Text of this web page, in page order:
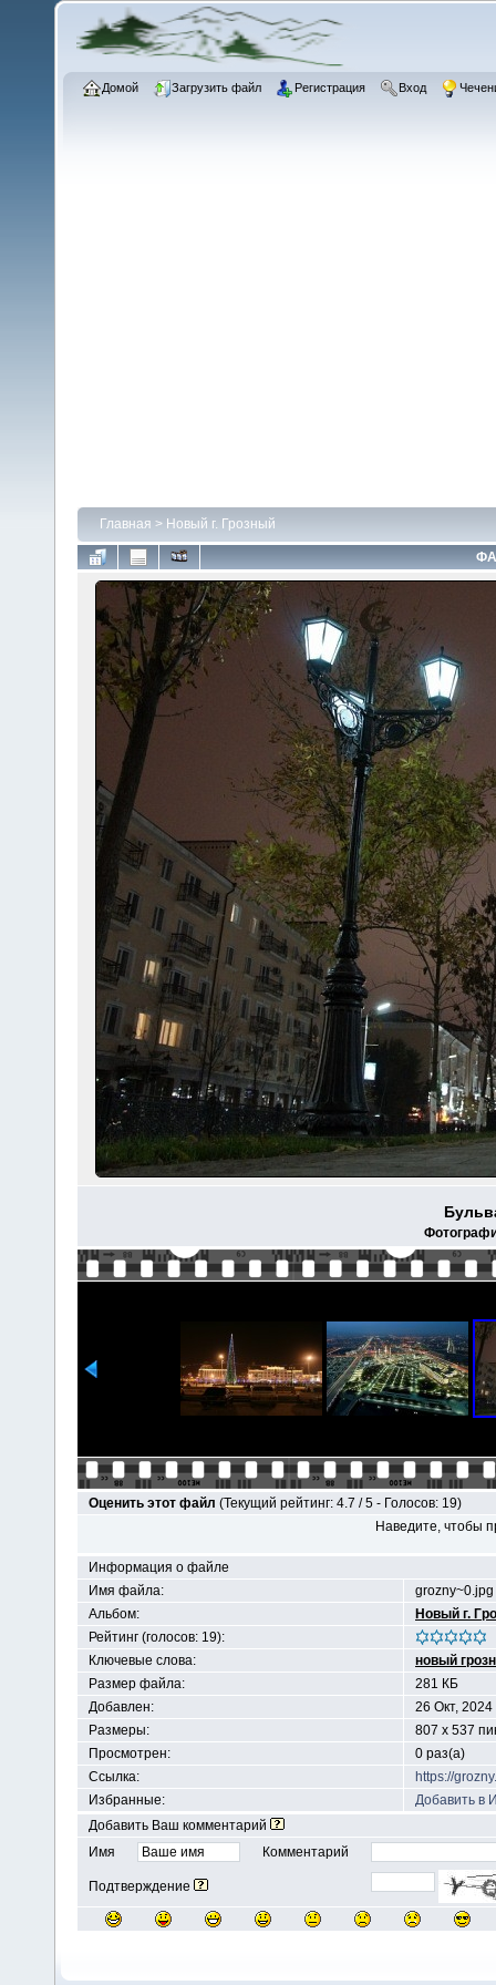
Домой Загрузить файл Регистрация Вход
Главная > Новый г. Грозный
Оценить этот файл (Текущий рейтинг: 4.7 / 5 - Голосов: 19)
Наведите, чтобы
Информация о файле
Имя файла:
grozny~0.jpg
Альбом:
Новый г.
Рейтинг (голосов: 19):
Ключевые слова:
новый
Размер файла:
281 КБ
Добавлен:
26 Окт, 2024
Размеры:
807 x 537
Просмотрен:
0 раз(а)
Ссылка:
https://
Избранные:
Добавить в
Добавить Ваш комментарий
Имя
Комментарий
Подтверждение